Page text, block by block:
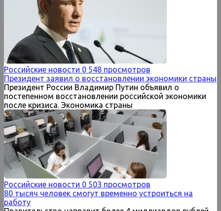
Российские новости 0 548 просмотров
Президент заявил о восстановлении экономики страны
Президент России Владимир Путин объявил о
постепенном восстановлении российской экономики
после кризиса. Экономика страны
Российские новости 0 503 просмотров
80 тысяч человек смогут временно устроиться на
работу